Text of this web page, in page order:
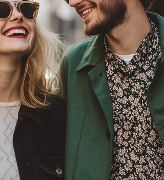
osoby, nie wykorzystujemy jej słabości
przeciwko niej.